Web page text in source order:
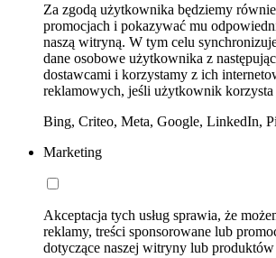
Za zgodą użytkownika będziemy
promocjach i pokazywać mu
naszą witryną. W tym celu
dane osobowe użytkownika z
dostawcami i korzystamy z ich
reklamowych, jeśli użytkownik korzysta
Bing, Criteo, Meta, Google, LinkedIn,
Marketing
Akceptacja tych usług sprawia, że
reklamy, treści sponsorowane lub
dotyczące naszej witryny lub